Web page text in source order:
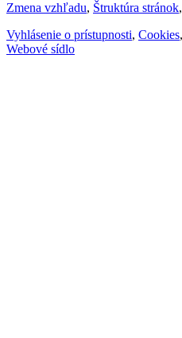
Zmena vzhľadu, Štruktúra stránok,
Vyhlásenie o prístupnosti, Cookies,
Webové sídlo